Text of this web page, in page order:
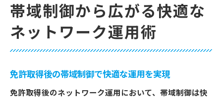
帯域制御から広がる快適な
ネットワーク運用術
免許取得後の帯域制御で快適な運用を実現
免許取得後のネットワーク運用において、帯域制御は快